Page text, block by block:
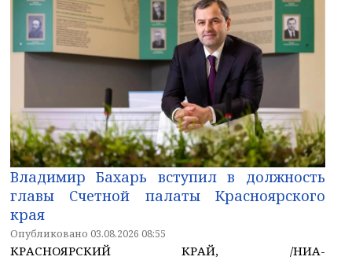
Владимир Бахарь вступил в должность
главы Счетной палаты Красноярского
края
Опубликовано 03.08.2026 08:55
КРАСНОЯРСКИЙ КРАЙ, /НИА-